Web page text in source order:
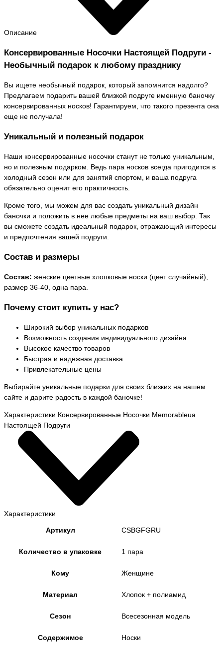
Описание
Консервированные Носочки Настоящей Подруги -
Необычный подарок к любому празднику
Вы ищете необычный подарок, который запомнится надолго?
Предлагаем подарить вашей близкой подруге именную баночку
консервированных носков! Гарантируем, что такого презента она
еще не получала!
Уникальный и полезный подарок
Наши консервированные носочки станут не только уникальным,
но и полезным подарком. Ведь пара носков всегда пригодится в
холодный сезон или для занятий спортом, и ваша подруга
обязательно оценит его практичность.
Кроме того, мы можем для вас создать уникальный дизайн
баночки и положить в нее любые предметы на ваш выбор. Так
вы сможете создать идеальный подарок, отражающий интересы
и предпочтения вашей подруги.
Состав и размеры
Состав: женские цветные хлопковые носки (цвет случайный),
размер 36-40, одна пара.
Почему стоит купить у нас?
Широкий выбор уникальных подарков
Возможность создания индивидуального дизайна
Высокое качество товаров
Быстрая и надежная доставка
Привлекательные цены
Выбирайте уникальные подарки для своих близких на нашем
сайте и дарите радость в каждой баночке!
Характеристики Консервированные Носочки Memorableua
Настоящей Подруги
Характеристики
Артикул CSBGFGRU
Количество в упаковке 1 пара
Кому Женщине
Материал Хлопок + полиамид
Сезон Всесезонная модель
Содержимое Носки